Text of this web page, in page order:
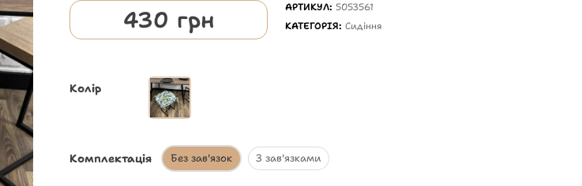
430 грн АРТИКУЛ: 5053561
КАТЕГОРІЯ:Сидіння
Колір
Комплектація Без зав'язок З зав'язками